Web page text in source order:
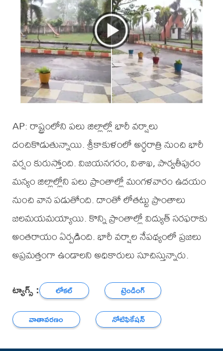
AP: రాష్ట్రంలోని పలు జిల్లాల్లో భారీ వర్షాలు
దంచికొడుతున్నాయి. శ్రీకాకుళంలో అర్ధరాత్రి నుంచి భారీ
వర్షం కురుస్తోంది. విజయనగరం, విశాఖ, పార్వతీపురం
మన్యం జిల్లాల్లోని పలు ప్రాంతాల్లో మంగళవారం ఉదయం
నుంచి వాన పడుతోంది. దాంతో లోతట్టు ప్రాంతాలు
జలమయమయ్యాయి. కొన్ని ప్రాంతాల్లో విద్యుత్ సరఫరాకు
అంతరాయం ఏర్పడింది. భారీ వర్షాల నేపథ్యంలో ప్రజలు
అప్రమత్తంగా ఉండాలని అధికారులు సూచిస్తున్నారు.
ట్యాగ్స్ : లోకల్
ట్రెండింగ్
వాతావరణం
నోటిఫికేషన్